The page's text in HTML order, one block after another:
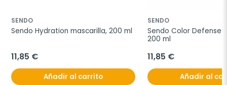
SENDO
Sendo Hydration mascarilla, 200 ml
11,85 €
Añadir al carrito
SENDO
Sendo Color Defense
200 ml
11,85 €
Añadir al